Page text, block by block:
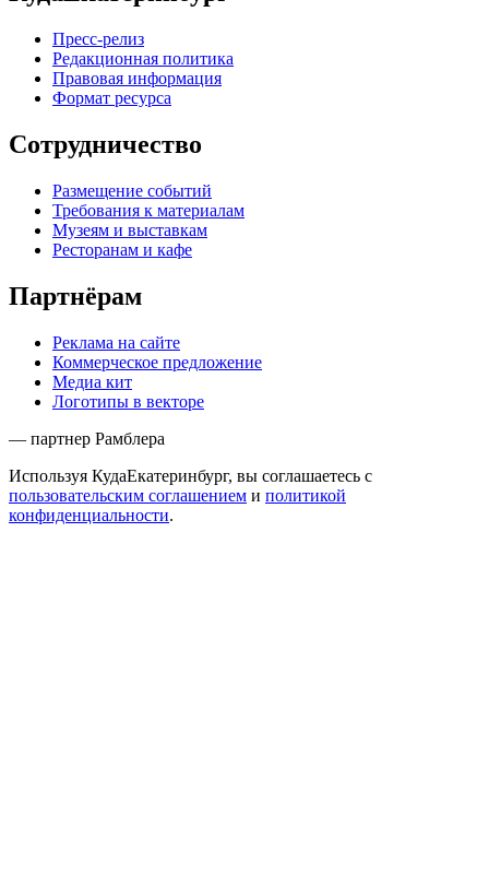
Пресс-релиз
Редакционная политика
Правовая информация
Формат ресурса
Сотрудничество
Размещение событий
Требования к материалам
Музеям и выставкам
Ресторанам и кафе
Партнёрам
Реклама на сайте
Коммерческое предложение
Медиа кит
Логотипы в векторе
— партнер Рамблера
Используя КудаЕкатеринбург, вы соглашаетесь с
пользовательским соглашением и политикой
конфиденциальности.